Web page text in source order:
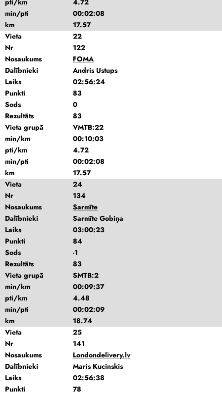
pti/km
4.72
min/pti
00:02:08
km
17.57
Vieta
22
Nr
122
Nosaukums
FOMA
Dalībnieki
Andris Ustups
Laiks
02:56:24
Punkti
83
Sods
0
Rezultāts
83
Vieta grupā
VMTB:22
min/km
00:10:03
pti/km
4.72
min/pti
00:02:08
km
17.57
Vieta
24
Nr
134
Nosaukums
Sarmīte
Dalībnieki
Sarmīte Gobiņa
Laiks
03:00:23
Punkti
84
Sods
-1
Rezultāts
83
Vieta grupā
SMTB:2
min/km
00:09:37
pti/km
4.48
min/pti
00:02:09
km
18.74
Vieta
25
Nr
141
Nosaukums
Londondelivery.lv
Dalībnieki
Maris Kucinskis
Laiks
02:56:38
Punkti
78